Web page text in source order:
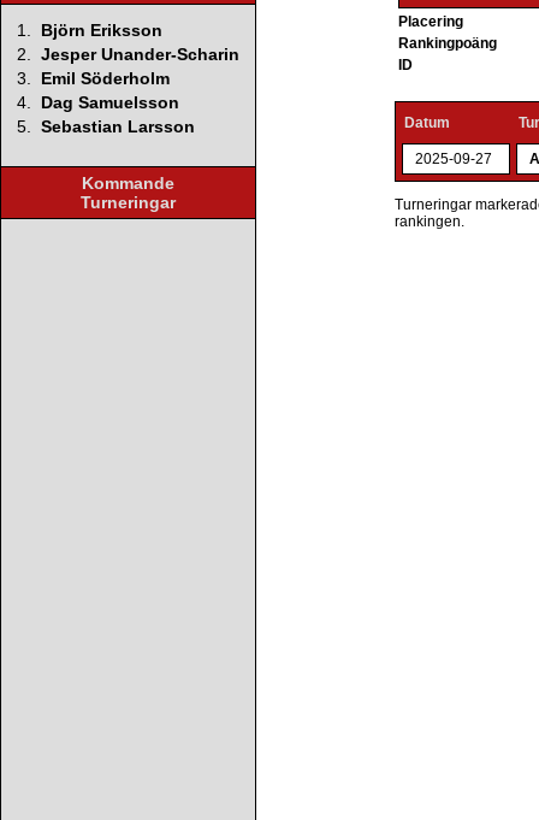
1.
Björn Eriksson
2. Jesper Unander-Scharin
3.
Emil Söderholm
4.
Dag Samuelsson
5. Sebastian Larsson
Kommande
Turneringar
Placering
Rankingpoäng
ID
Datum
2025-09-27
Turneringar
rankingen.